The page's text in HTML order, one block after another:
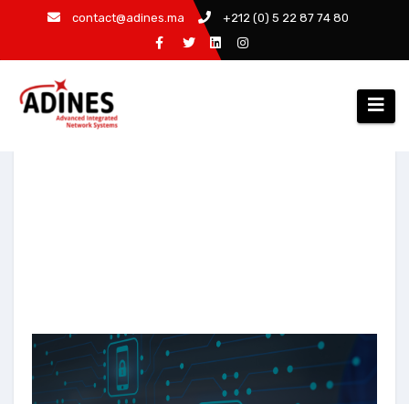
contact@adines.ma +212 (0) 5 22 87 74 80